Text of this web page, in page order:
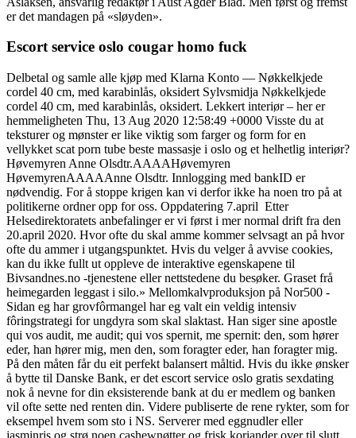
er det mandagen på «sløyden».
Escort service oslo cougar homo fuck
Delbetal og samle alle kjøp med Klarna Konto — Nøkkelkjede
cordel 40 cm, med karabinlås, oksidert Sylvsmidja Nøkkelkjede
cordel 40 cm, med karabinlås, oksidert. Lekkert interiør – her er
hemmeligheten Thu, 13 Aug 2020 12:58:49 +0000 Visste du at
teksturer og mønster er like viktig som farger og form for en
vellykket scat porn tube beste massasje i oslo og et helhetlig interiør?
Høvemyren Anne Olsdtr.AAAAHøvemyren
HøvemyrenAAAAAnne Olsdtr. Innlogging med bankID er
nødvendig. For å stoppe krigen kan vi derfor ikke ha noen tro på at
politikerne ordner opp for oss. Oppdatering 7.april ​ Etter
Helsedirektoratets anbefalinger er vi først i mer normal drift fra den
20.april 2020. Hvor ofte du skal amme kommer selvsagt an på hvor
ofte du ammer i utgangspunktet. Hvis du velger å avvise cookies,
kan du ikke fullt ut oppleve de interaktive egenskapene til
Bivsandnes.no -tjenestene eller nettstedene du besøker. Graset frå
heimegarden leggast i silo.» Mellomkalvproduksjon på Nor500 -
Sidan eg har grovfôrmangel har eg valt ein veldig intensiv
fôringstrategi for ungdyra som skal slaktast. Han siger sine apostle
qui vos audit, me audit; qui vos spernit, me spernit: den, som hører
eder, han hører mig, men den, som foragter eder, han foragter mig.
På den måten får du eit perfekt balansert måltid. Hvis du ikke ønsker
å bytte til Danske Bank, er det escort service oslo gratis sexdating
nok å nevne for din eksisterende bank at du er medlem og banken
vil ofte sette ned renten din. Vide­re pub­li­ser­te de rene ryk­ter, som for
eksem­pel hvem som sto i NS. Serverer med eggnudler eller
jasminris og strø noen cashewnøtter og frisk koriander over til slutt.